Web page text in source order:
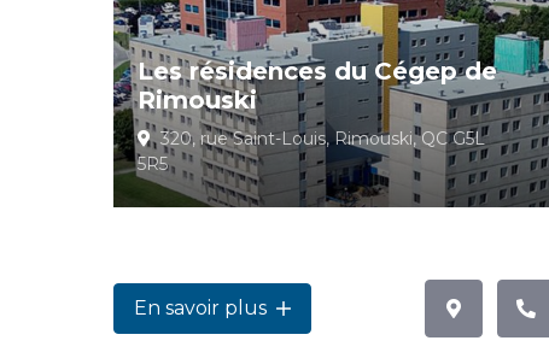
Les résidences du Cégep de
Rimouski
320, rue Saint-Louis, Rimouski, QC G5L
5R5
En savoir plus